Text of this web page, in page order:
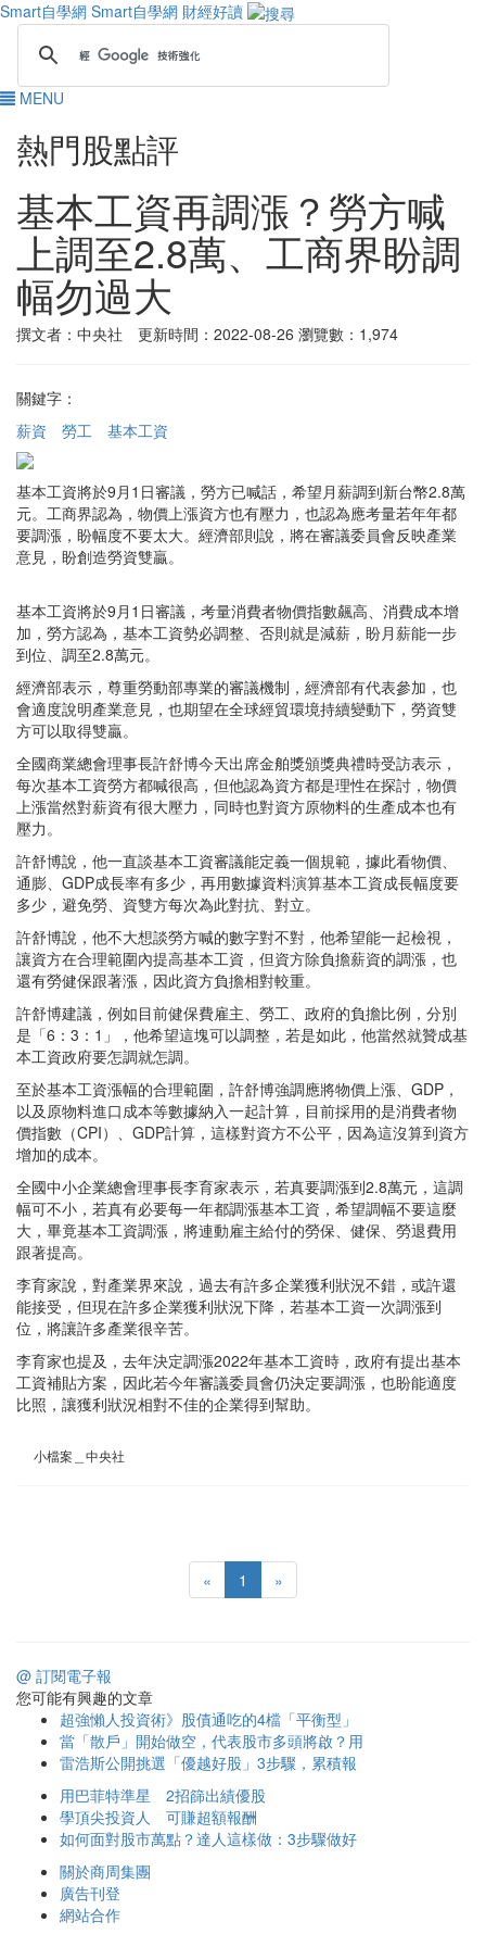
Smart自學網 Smart自學網 財經好讀
MENU
熱門股點評
基本工資再調漲？勞方喊
上調至2.8萬、工商界盼調
幅勿過大
撰文者：中央社 更新時間：2022-08-26 瀏覽數：1,974
關鍵字：
薪資
勞工 基本工資
基本工資將於9月1日審議，勞方已喊話，希望月薪調到新台幣2.8萬
元。工商界認為，物價上漲資方也有壓力，也認為應考量若年年都
要調漲，盼幅度不要太大。經濟部則說，將在審議委員會反映產業
意見，盼創造勞資雙贏。
基本工資將於9月1日審議，考量消費者物價指數飆高、消費成本增
加，勞方認為，基本工資勢必調整、否則就是減薪，盼月薪能一步
到位、調至2.8萬元。
經濟部表示，尊重勞動部專業的審議機制，經濟部有代表參加，也
會適度說明產業意見，也期望在全球經貿環境持續變動下，勞資雙
方可以取得雙贏。
全國商業總會理事長許舒博今天出席金舶獎頒獎典禮時受訪表示，
每次基本工資勞方都喊很高，但他認為資方都是理性在探討，物價
上漲當然對薪資有很大壓力，同時也對資方原物料的生產成本也有
壓力。
許舒博說，他一直談基本工資審議能定義一個規範，據此看物價、
通膨、GDP成長率有多少，再用數據資料演算基本工資成長幅度要
多少，避免勞、資雙方每次為此對抗、對立。
許舒博說，他不大想談勞方喊的數字對不對，他希望能一起檢視，
讓資方在合理範圍內提高基本工資，但資方除負擔薪資的調漲，也
還有勞健保跟著漲，因此資方負擔相對較重。
許舒博建議，例如目前健保費雇主、勞工、政府的負擔比例，分別
是「6：3：1」，他希望這塊可以調整，若是如此，他當然就贊成基
本工資政府要怎調就怎調。
至於基本工資漲幅的合理範圍，許舒博強調應將物價上漲、GDP，
以及原物料進口成本等數據納入一起計算，目前採用的是消費者物
價指數（CPI）、GDP計算，這樣對資方不公平，因為這沒算到資方
增加的成本。
全國中小企業總會理事長李育家表示，若真要調漲到2.8萬元，這調
幅可不小，若真有必要每一年都調漲基本工資，希望調幅不要這麼
大，畢竟基本工資調漲，將連動雇主給付的勞保、健保、勞退費用
跟著提高。
李育家說，對產業界來說，過去有許多企業獲利狀況不錯，或許還
能接受，但現在許多企業獲利狀況下降，若基本工資一次調漲到
位，將讓許多產業很辛苦。
李育家也提及，去年決定調漲2022年基本工資時，政府有提出基本
工資補貼方案，因此若今年審議委員會仍決定要調漲，也盼能適度
比照，讓獲利狀況相對不佳的企業得到幫助。
小檔案＿中央社
« 1 »
@ 訂閱電子報
您可能有興趣的文章
超強懶人投資術》股債通吃的4檔「平衡型」
當「散戶」開始做空，代表股市多頭將啟？用
雷浩斯公開挑選「優越好股」3步驟，累積報
用巴菲特準星 2招篩出績優股
學頂尖投資人 可賺超額報酬
如何面對股市萬點？達人這樣做：3步驟做好
關於商周集團
廣告刊登
網站合作